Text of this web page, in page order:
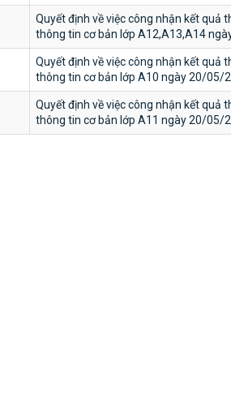
Quyết định về việc công nhận kết quả
thông tin cơ bản lớp A12,A13,A14
Quyết định về việc công nhận kết quả
thông tin cơ bản lớp A10 ngày 20/05/
Quyết định về việc công nhận kết quả
thông tin cơ bản lớp A11 ngày 20/05/